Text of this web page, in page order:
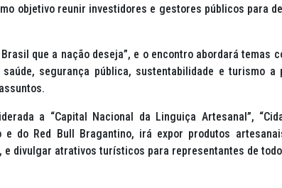
objetivo reunir investidores e gestores públicos para
que a nação deseja”, e o encontro abordará temas
segurança pública, sustentabilidade e turismo
a “Capital Nacional da Linguiça Artesanal”,
do Red Bull Bragantino, irá expor produtos
e divulgar atrativos turísticos para representantes de